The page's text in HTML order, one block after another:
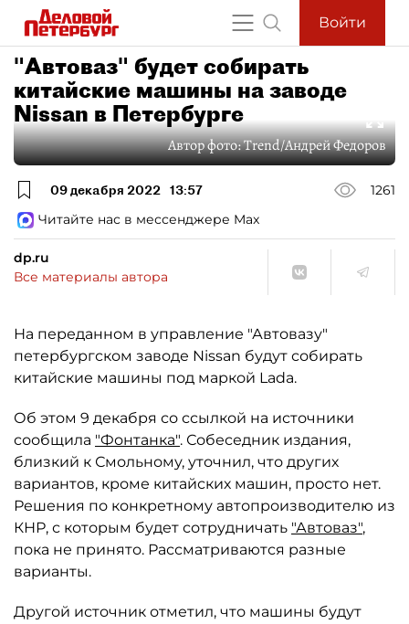
Войти
"Автоваз" будет собирать
китайские машины на заводе
Nissan в Петербурге
Автор фото:Trend/Андрей Федоров
09 декабря 2022 13:57
1261
Читайте нас в мессенджере Max
dp.ru
Все материалы автора
На переданном в управление "Автовазу"
петербургском заводе Nissan будут собирать
китайские машины под маркой Lada.
Об этом 9 декабря со ссылкой на источники
сообщила "Фонтанка". Собеседник издания,
близкий к Смольному, уточнил, что других
вариантов, кроме китайских машин, просто нет.
Решения по конкретному автопроизводителю из
КНР, с которым будет сотрудничать "Автоваз",
пока не принято. Рассматриваются разные
варианты.
Другой источник отметил, что машины будут